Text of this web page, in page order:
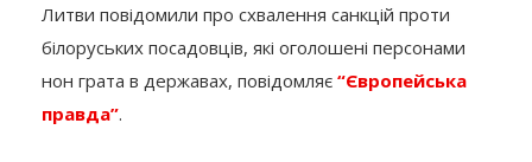
Литви повідомили про схвалення санкцій проти
білоруських посадовців, які оголошені персонами
нон грата в державах, повідомляє “Європейська
правда”.